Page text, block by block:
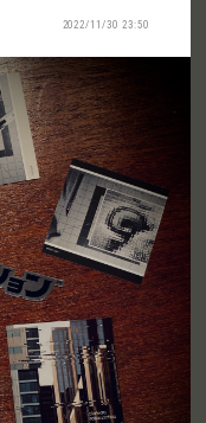
2022/11/30 23:50